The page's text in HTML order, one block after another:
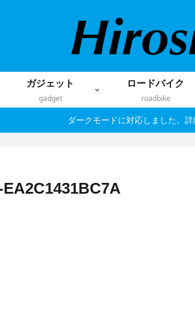
ガジェット
gadget
ロードバイク
roadbike
ダークモードに対応しました。詳